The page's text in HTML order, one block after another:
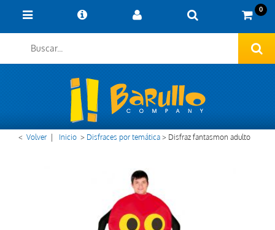
0
< Volver Inicio > Disfraces por temática> Disfraz fantasmon adulto